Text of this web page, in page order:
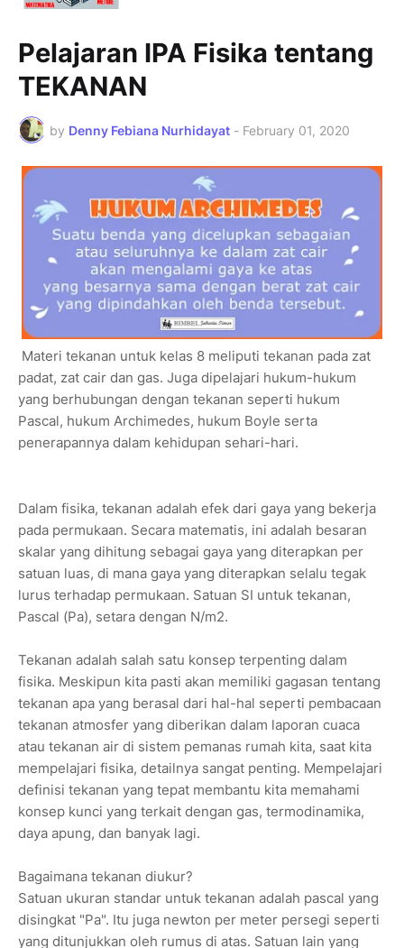
Pelajaran IPA Fisika tentang
TEKANAN
by Denny Febiana Nurhidayat - February 01, 2020
Materi tekanan untuk kelas 8 meliputi tekanan pada zat
padat, zat cair dan gas. Juga dipelajari hukum-hukum
yang berhubungan dengan tekanan seperti hukum
Pascal, hukum Archimedes, hukum Boyle serta
penerapannya dalam kehidupan sehari-hari.
Dalam fisika, tekanan adalah efek dari gaya yang bekerja
pada permukaan. Secara matematis, ini adalah besaran
skalar yang dihitung sebagai gaya yang diterapkan per
satuan luas, di mana gaya yang diterapkan selalu tegak
lurus terhadap permukaan. Satuan SI untuk tekanan,
Pascal (Pa), setara dengan N/m2.
Tekanan adalah salah satu konsep terpenting dalam
fisika. Meskipun kita pasti akan memiliki gagasan tentang
tekanan apa yang berasal dari hal-hal seperti pembacaan
tekanan atmosfer yang diberikan dalam laporan cuaca
atau tekanan air di sistem pemanas rumah kita, saat kita
mempelajari fisika, detailnya sangat penting. Mempelajari
definisi tekanan yang tepat membantu kita memahami
konsep kunci yang terkait dengan gas, termodinamika,
daya apung, dan banyak lagi.
Bagaimana tekanan diukur?
Satuan ukuran standar untuk tekanan adalah pascal yang
disingkat "Pa". Itu juga newton per meter persegi seperti
yang ditunjukkan oleh rumus di atas. Satuan lain yang